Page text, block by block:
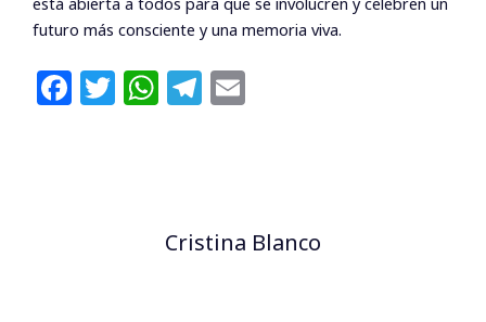
futuro más consciente y una memoria viva.
F T W
A
p
T
ra
m
Cristina Blanco